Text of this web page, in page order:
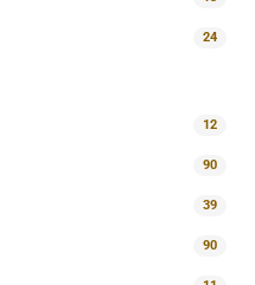
24
12
90
39
90